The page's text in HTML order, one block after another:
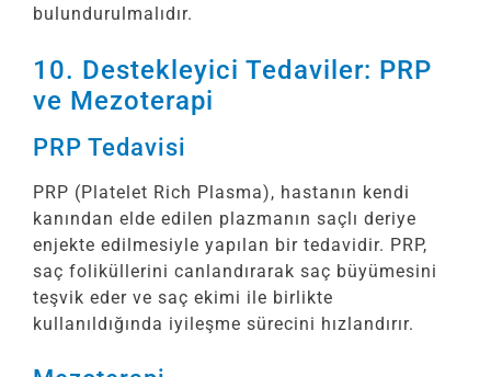
bulundurulmalıdır.
10. Destekleyici Tedaviler: PRP
ve Mezoterapi
PRP Tedavisi
PRP (Platelet Rich Plasma), hastanın kendi
kanından elde edilen plazmanın saçlı deriye
enjekte edilmesiyle yapılan bir tedavidir. PRP,
saç foliküllerini canlandırarak saç büyümesini
teşvik eder ve saç ekimi ile birlikte
kullanıldığında iyileşme sürecini hızlandırır.